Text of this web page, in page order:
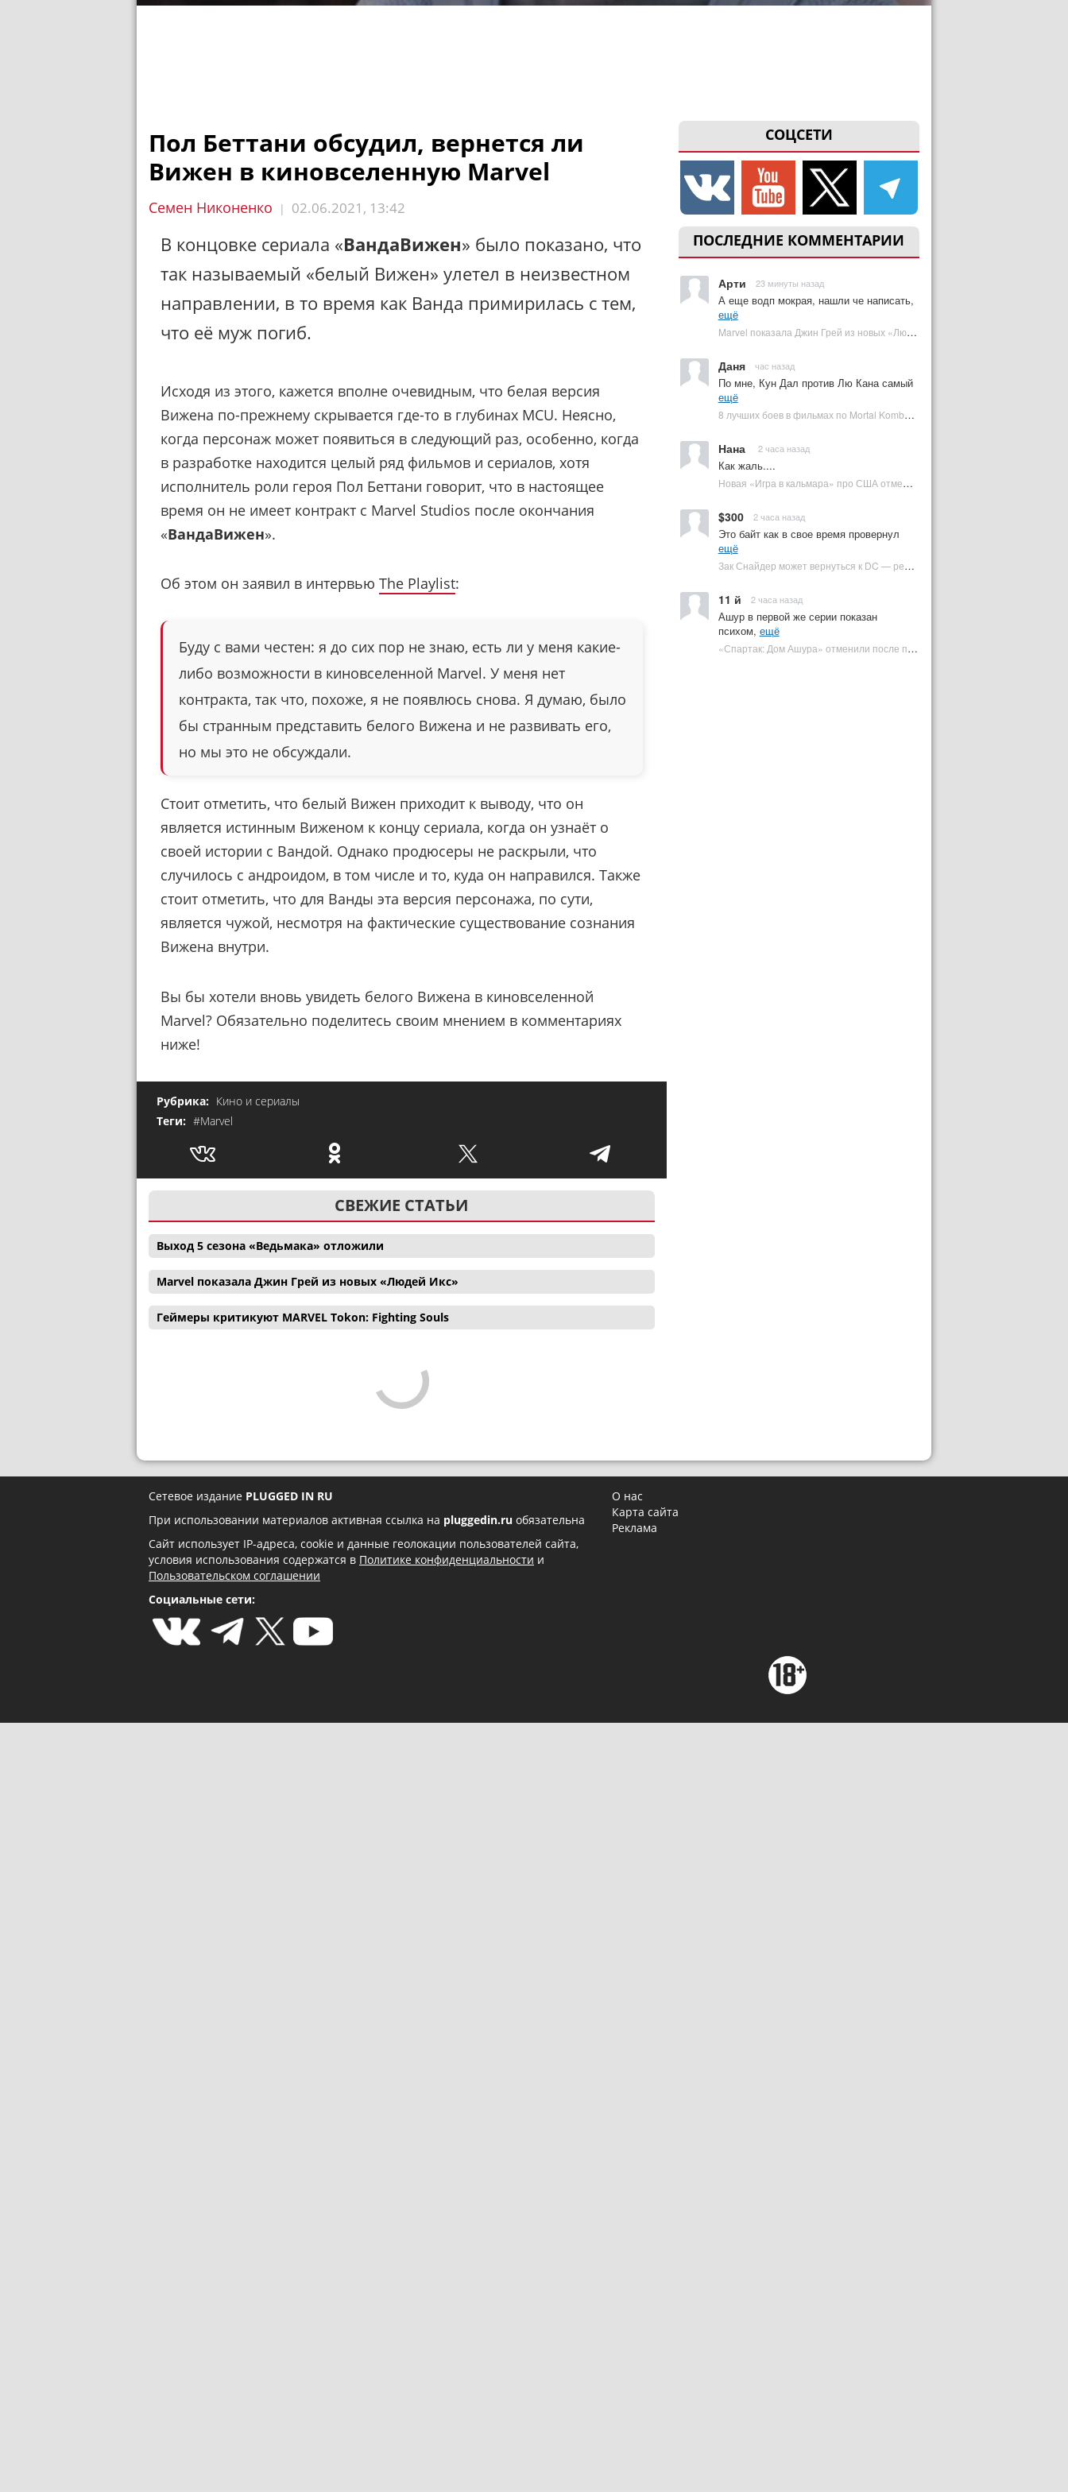
СОЦСЕТИ
ПОСЛЕДНИЕ КОММЕНТАРИИ
Арти 23 минуты назад
А еще водп мокрая, нашли че написать,
ещё
Marvel показала Джин Грей из новых «Людей Икс» | Plugged In Ru
Даня час назад
По мне, Кун Дал против Лю Кана самый
ещё
8 лучших боев в фильмах по Mortal Kombat: от «Смертельной битвы» до «Мортал Комбат 2» | Plugged In Ru
Нана 2 часа назад
Как жаль....
Новая «Игра в кальмара» про США отменена | Plugged In Ru
$300 2 часа назад
Это байт как в свое время провернул
ещё
Зак Снайдер может вернуться к DC — режиссер общался с Warner Bros. (фото) | Plugged In Ru
11 й 2 часа назад
Ашур в первой же серии показан
психом, ещё
«Спартак: Дом Ашура» отменили после первого сезона | Plugged In Ru
Пол Беттани обсудил, вернется ли
Вижен в киновселенную Marvel
Семен Никоненко | 02.06.2021, 13:42
В концовке сериала «ВандаВижен» было показано, что
так называемый «белый Вижен» улетел в неизвестном
направлении, в то время как Ванда примирилась с тем,
что её муж погиб.
Исходя из этого, кажется вполне очевидным, что белая версия
Вижена по-прежнему скрывается где-то в глубинах MCU. Неясно,
когда персонаж может появиться в следующий раз, особенно, когда
в разработке находится целый ряд фильмов и сериалов, хотя
исполнитель роли героя Пол Беттани говорит, что в настоящее
время он не имеет контракт с Marvel Studios после окончания
«ВандаВижен».
Об этом он заявил в интервью The Playlist:
Буду с вами честен: я до сих пор не знаю, есть ли у меня какие-
либо возможности в киновселенной Marvel. У меня нет
контракта, так что, похоже, я не появлюсь снова. Я думаю, было
бы странным представить белого Вижена и не развивать его,
но мы это не обсуждали.
Стоит отметить, что белый Вижен приходит к выводу, что он
является истинным Виженом к концу сериала, когда он узнаёт о
своей истории с Вандой. Однако продюсеры не раскрыли, что
случилось с андроидом, в том числе и то, куда он направился. Также
стоит отметить, что для Ванды эта версия персонажа, по сути,
является чужой, несмотря на фактические существование сознания
Вижена внутри.
Вы бы хотели вновь увидеть белого Вижена в киновселенной
Marvel? Обязательно поделитесь своим мнением в комментариях
ниже!
Рубрика: Кино и сериалы
Теги: #Marvel
СВЕЖИЕ СТАТЬИ
Выход 5 сезона «Ведьмака» отложили
Marvel показала Джин Грей из новых «Людей Икс»
Геймеры критикуют MARVEL Tokon: Fighting Souls
Сетевое издание PLUGGED IN RU
При использовании материалов активная ссылка на pluggedin.ru обязательна
Сайт использует IP-адреса, cookie и данные геолокации пользователей сайта,
условия использования содержатся в Политике конфиденциальности и
Пользовательском соглашении
Социальные сети:
О нас
Карта сайта
Реклама